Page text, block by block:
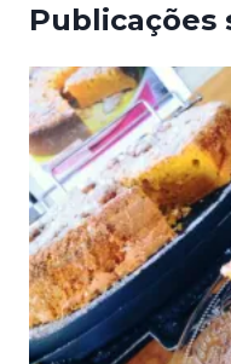
Publicações